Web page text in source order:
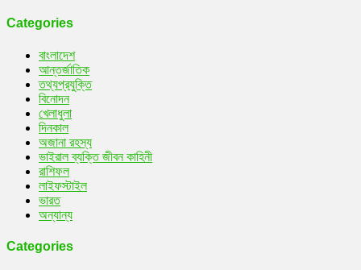
Categories
বাংলাদেশ
আন্তর্জাতিক
তথ্যপ্রযুক্তি
বিনোদন
খেলাধুলা
দিনকাল
অজানা রহস্য
ভাইরাল ব্যক্তি জীবন কাহিনী
রাশিফল
লাইফস্টাইল
ভারত
অন্যান্য
Categories